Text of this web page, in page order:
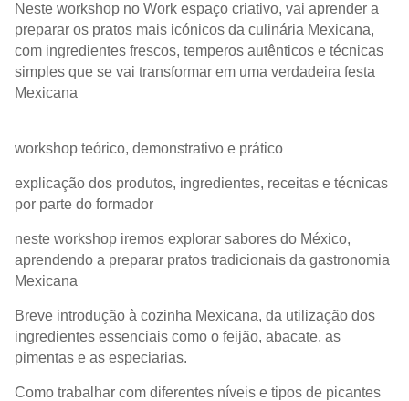
Neste workshop no Work espaço criativo, vai aprender a
preparar os pratos mais icónicos da culinária Mexicana,
com ingredientes frescos, temperos autênticos e técnicas
simples que se vai transformar em uma verdadeira festa
Mexicana
workshop teórico, demonstrativo e prático
explicação dos produtos, ingredientes, receitas e técnicas
por parte do formador
neste workshop iremos explorar sabores do México,
aprendendo a preparar pratos tradicionais da gastronomia
Mexicana
Breve introdução à cozinha Mexicana, da utilização dos
ingredientes essenciais como o feijão, abacate, as
pimentas e as especiarias.
Como trabalhar com diferentes níveis e tipos de picantes